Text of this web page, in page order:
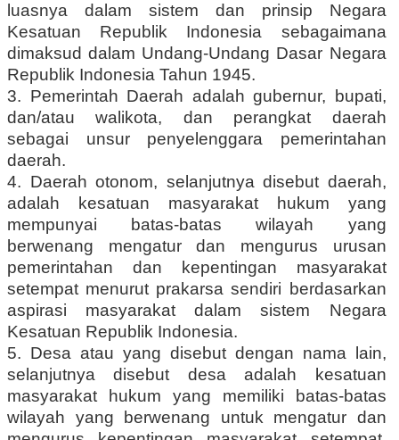
luasnya dalam sistem dan prinsip Negara
Kesatuan Republik Indonesia sebagaimana
dimaksud dalam Undang-Undang Dasar Negara
Republik Indonesia Tahun 1945.
3. Pemerintah Daerah adalah gubernur, bupati,
dan/atau walikota, dan perangkat daerah
sebagai unsur penyelenggara pemerintahan
daerah.
4. Daerah otonom, selanjutnya disebut daerah,
adalah kesatuan masyarakat hukum yang
mempunyai batas-batas wilayah yang
berwenang mengatur dan mengurus urusan
pemerintahan dan kepentingan masyarakat
setempat menurut prakarsa sendiri berdasarkan
aspirasi masyarakat dalam sistem Negara
Kesatuan Republik Indonesia.
5. Desa atau yang disebut dengan nama lain,
selanjutnya disebut desa adalah kesatuan
masyarakat hukum yang memiliki batas-batas
wilayah yang berwenang untuk mengatur dan